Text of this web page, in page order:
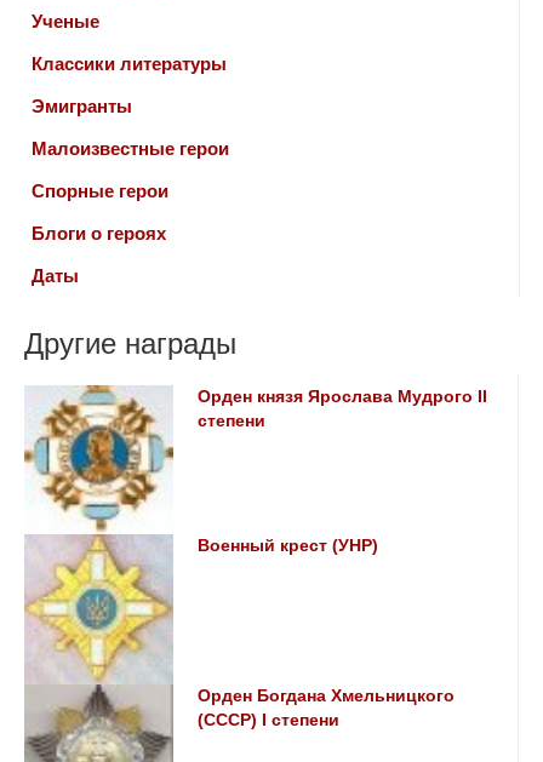
Ученые
Классики литературы
Эмигранты
Малоизвестные герои
Спорные герои
Блоги о героях
Даты
Другие награды
Орден князя Ярослава Мудрого II
степени
Военный крест (УНР)
Орден Богдана Хмельницкого
(СССР) I степени